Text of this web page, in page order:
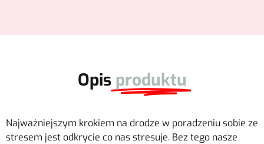
Opis produktu
Najważniejszym krokiem na drodze w poradzeniu sobie ze
stresem jest odkrycie co nas stresuje. Bez tego nasze